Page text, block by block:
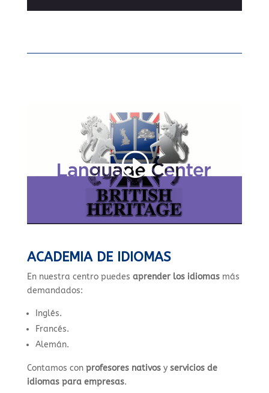
ACADEMIA DE IDIOMAS
En nuestra centro puedes aprender los idiomasmás
demandados:
Inglés.
Francés.
Alemán.
Contamos con profesores nativosy servicios de
idiomas para empresas.